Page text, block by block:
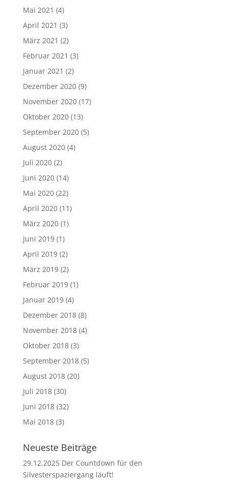
Mai 2021 (4)
April 2021 (3)
März 2021 (2)
Februar 2021 (3)
Januar 2021 (2)
Dezember 2020(9)
November 2020(17)
Oktober 2020(13)
September 2020(5)
August 2020(4)
Juli 2020(2)
Juni 2020(14)
Mai 2020(22)
April 2020(11)
März 2020(1)
Juni 2019(1)
April 2019(2)
März 2019(2)
Februar 2019(1)
Januar 2019(4)
Dezember 2018(8)
November 2018(4)
Oktober 2018(3)
September 2018(5)
August 2018(20)
Juli 2018(30)
Juni 2018(32)
Mai 2018(3)
Neueste Beiträge
29.12.2025 Der Countdown für den
Silvesterspaziergang läuft!